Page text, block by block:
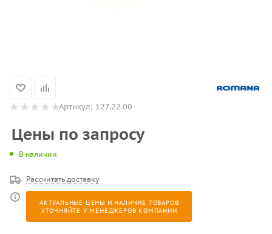
Артикул: 127.22.00
Цены по запросу
В наличии
Рассчитать доставку
АКТУАЛЬНЫЕ ЦЕНЫ И НАЛИЧИЕ ТОВАРОВ
УТОЧНЯЙТЕ У МЕНЕДЖЕРОВ КОМПАНИИ